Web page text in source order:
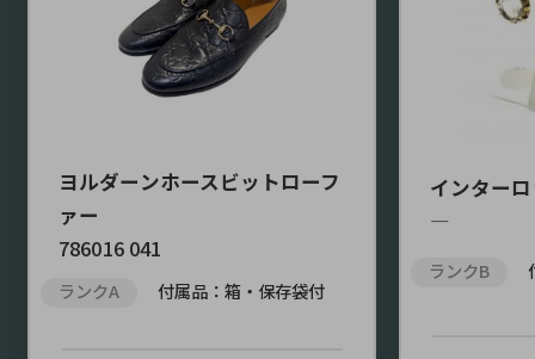
ヨルダーンホースビットローフ
ァー
786016 041
ランクA 付属品：箱・保存袋付
インター
―
ランクB